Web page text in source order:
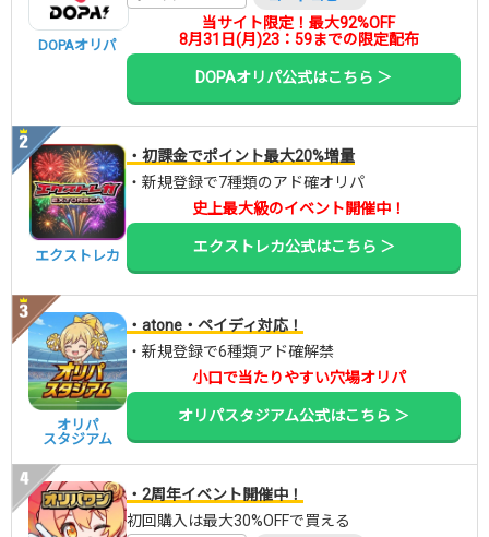
DOPAオリパ
当サイト限定！最大92%OFF
8月31日(月)23：59までの限定配布
DOPAオリパ公式はこちら ＞
エクストレカ
・初課金でポイント最大20%増量
・新規登録で7種類のアド確オリパ
史上最大級のイベント開催中！
エクストレカ公式はこちら ＞
オリパ
スタジアム
・atone・ペイディ対応！
・新規登録で6種類アド確解禁
小口で当たりやすい穴場オリパ
オリパスタジアム公式はこちら ＞
・2周年イベント開催中！
初回購入は最大30%OFFで買える